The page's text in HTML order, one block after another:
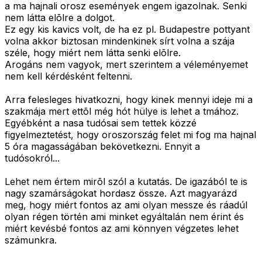
a ma hajnali orosz események engem igazolnak. Senki
nem látta elõlre a dolgot.
Ez egy kis kavics volt, de ha ez pl. Budapestre pottyant
volna akkor biztosan mindenkinek sírt volna a szája
széle, hogy miért nem látta senki elõlre.
Arogáns nem vagyok, mert szerintem a véleményemet
nem kell kérdésként feltenni.
Arra felesleges hivatkozni, hogy kinek mennyi ideje mi a
szakmája mert ettõl még hót hülye is lehet a tmához.
Egyébként a nasa tudósai sem tettek közzé
figyelmeztetést, hogy oroszország felet mi fog ma hajnal
5 óra magasságában bekövetkezni. Ennyit a
tudósokról...
Lehet nem értem mirõl szól a kutatás. De igazából te is
nagy szamárságokat hordasz össze. Azt magyarázd
meg, hogy miért fontos az ami olyan messze és ráadúl
olyan régen történ ami minket egyáltalán nem érint és
miért kevésbé fontos az ami könnyen végzetes lehet
számunkra.